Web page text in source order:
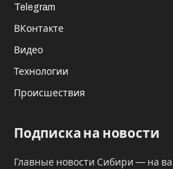
Telegram
ВКонтакте
Видео
Технологии
Происшествия
Подписка на новости
Главные новости Сибири — на